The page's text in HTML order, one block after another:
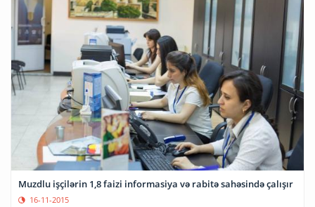
Muzdlu işçilərin 1,8 faizi informasiya və rabitə sahəsində çalışır
16-11-2015